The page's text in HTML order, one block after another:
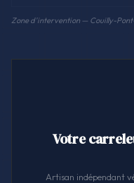
Zone d'intervention — Couilly-
Votre
Artisan indépendant